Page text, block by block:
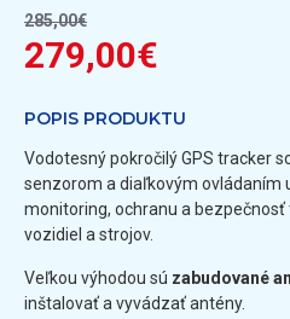
279,00€
285,00€
POPIS PRODUKTU
Vodotesný pokročilý GPS tracker
senzorom a diaľkovým ovládaním
monitoring, ochranu a
vozidiel a strojov.
Veľkou výhodou sú zabudované
inštalovať a vyvádzať antény.